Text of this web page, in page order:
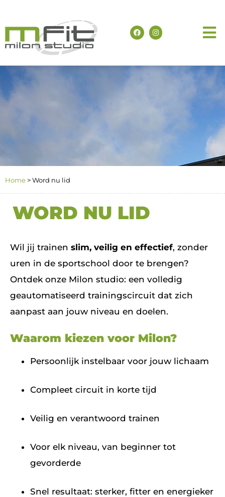
Home >Word nu lid
WORD NU LID
Wil jij trainen slim, veilig en effectief, zonder
uren in de sportschool door te brengen?
Ontdek onze Milon studio: een volledig
geautomatiseerd trainingscircuit dat zich
aanpast aan jouw niveau en doelen.
Waarom kiezen voor Milon?
Persoonlijk instelbaar voor jouw lichaam
Compleet circuit in korte tijd
Veilig en verantwoord trainen
Voor elk niveau, van beginner tot
gevorderde
Snel resultaat: sterker, fitter en energieker